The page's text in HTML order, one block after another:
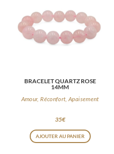
BRACELET QUARTZ ROSE
14MM
Amour, Réconfort, Apaisement
35€
AJOUTER AU PANIER